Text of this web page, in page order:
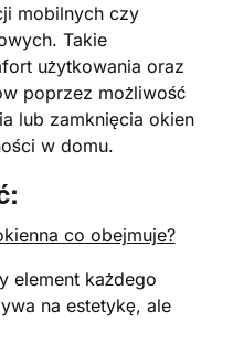
mobilnych czy
Takie
użytkowania oraz
poprzez możliwość
lub zamknięcia okien
w domu.
co obejmuje?
element każdego
na estetykę, ale